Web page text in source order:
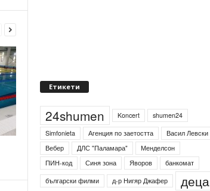
Етикети
24shumen Koncert
shumen24
Simfonieta
Агенция по заетостта
Васил Левски
Вебер
ДЛС "Паламара"
Менделсон
ПИН-код
Синя зона Яворов
банкомат
български филми
д-р Нигяр Джафер деца